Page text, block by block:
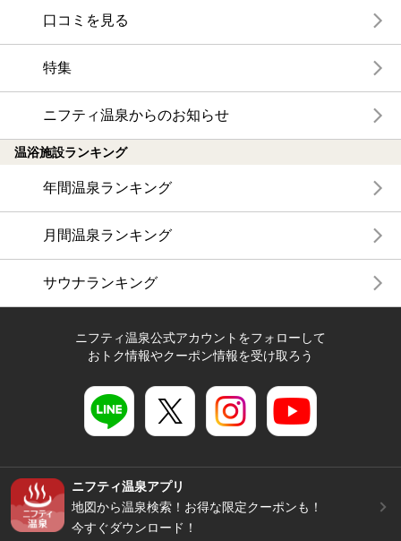
口コミを見る
特集
ニフティ温泉からのお知らせ
温浴施設ランキング
年間温泉ランキング
月間温泉ランキング
サウナランキング
ニフティ温泉公式アカウントをフォローして
おトク情報やクーポン情報を受け取ろう
ニフティ温泉アプリ
地図から温泉検索！お得な限定クーポンも！
今すぐダウンロード！